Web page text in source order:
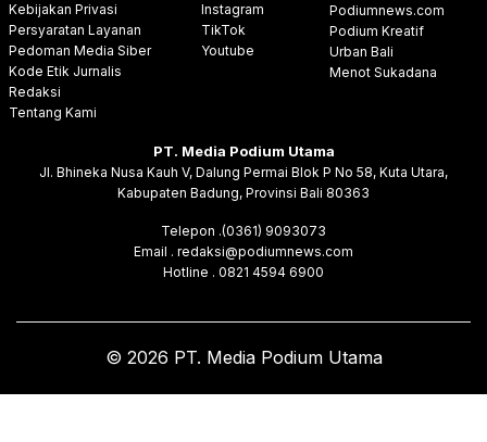
Kebijakan Privasi
Persyaratan Layanan
Pedoman Media Siber
Kode Etik Jurnalis
Redaksi
Tentang Kami
Instagram
TikTok
Youtube
Podiumnews.com
Podium Kreatif
Urban Bali
Menot Sukadana
PT. Media Podium Utama
Jl. Bhineka Nusa Kauh V, Dalung Permai Blok P No 58, Kuta Utara,
Kabupaten Badung, Provinsi Bali 80363
Telepon .(0361) 9093073
Email . redaksi@podiumnews.com
Hotline . 0821 4594 6900
© 2026 PT. Media Podium Utama